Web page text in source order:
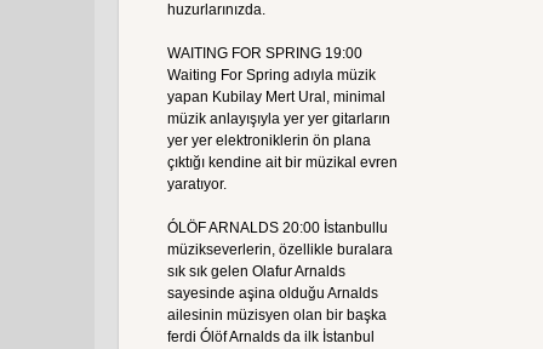
huzurlarınızda.
WAITING FOR SPRING 19:00
Waiting For Spring adıyla müzik
yapan Kubilay Mert Ural, minimal
müzik anlayışıyla yer yer gitarların
yer yer elektroniklerin ön plana
çıktığı kendine ait bir müzikal evren
yaratıyor.
ÓLÖF ARNALDS 20:00 İstanbullu
müzikseverlerin, özellikle buralara
sık sık gelen Olafur Arnalds
sayesinde aşina olduğu Arnalds
ailesinin müzisyen olan bir başka
ferdi Ólöf Arnalds da ilk İstanbul